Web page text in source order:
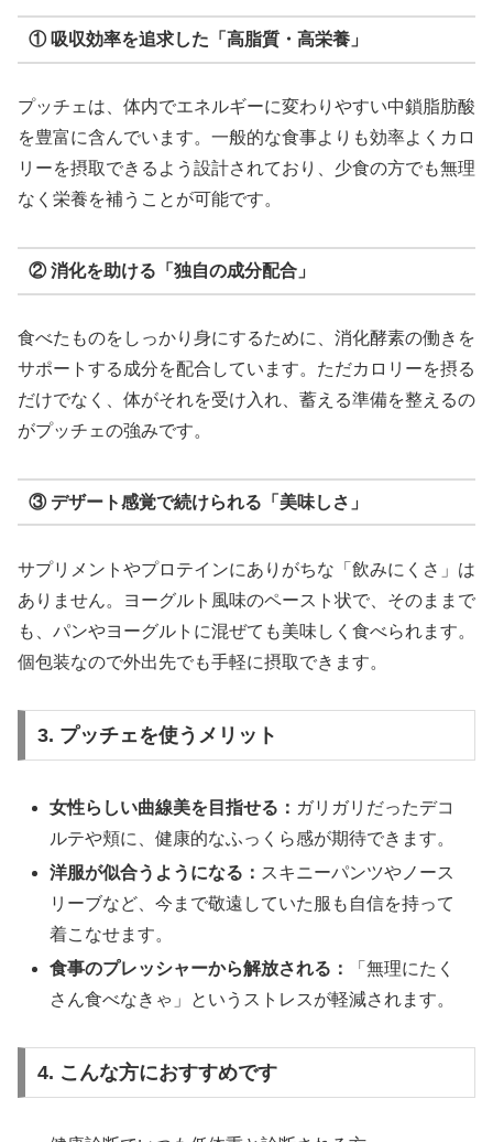
① 吸収効率を追求した「高脂質・高栄養」
プッチェは、体内でエネルギーに変わりやすい中鎖脂肪酸
を豊富に含んでいます。一般的な食事よりも効率よくカロ
リーを摂取できるよう設計されており、少食の方でも無理
なく栄養を補うことが可能です。
② 消化を助ける「独自の成分配合」
食べたものをしっかり身にするために、消化酵素の働きを
サポートする成分を配合しています。ただカロリーを摂る
だけでなく、体がそれを受け入れ、蓄える準備を整えるの
がプッチェの強みです。
③ デザート感覚で続けられる「美味しさ」
サプリメントやプロテインにありがちな「飲みにくさ」は
ありません。ヨーグルト風味のペースト状で、そのままで
も、パンやヨーグルトに混ぜても美味しく食べられます。
個包装なので外出先でも手軽に摂取できます。
3. プッチェを使うメリット
女性らしい曲線美を目指せる： ガリガリだったデコ
ルテや頬に、健康的なふっくら感が期待できます。
洋服が似合うようになる： スキニーパンツやノース
リーブなど、今まで敬遠していた服も自信を持って
着こなせます。
食事のプレッシャーから解放される：
「無理にたく
さん食べなきゃ」というストレスが軽減されます。
4. こんな方におすすめです